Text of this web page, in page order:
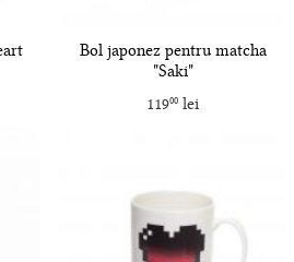
Bol japonez pentru matcha
"Saki"
11900 lei